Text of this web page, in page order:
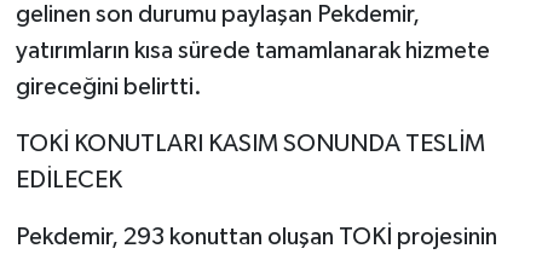
gelinen son durumu paylaşan Pekdemir,
yatırımların kısa sürede tamamlanarak hizmete
gireceğini belirtti.
TOKİ KONUTLARI KASIM SONUNDA TESLİM
EDİLECEK
Pekdemir, 293 konuttan oluşan TOKİ projesinin